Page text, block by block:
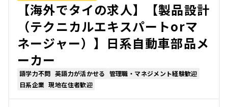
【海外でタイの求人】【製品設計
（テクニカルエキスパートorマ
ネージャー）】日系自動車部品メ
ーカー
語学力不問 英語力が活かせる 管理職・マネジメント経験歓迎
日系企業 現地在住者歓迎